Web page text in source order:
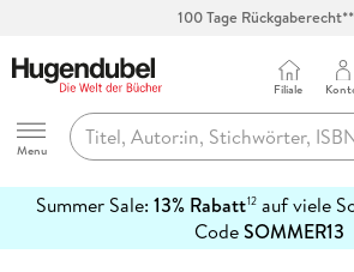
100 Tage
Hugendubel
Menu
Filiale
Summer Sale: 13% Rabatt12auf viele
CodeSOMMER13
erfahren